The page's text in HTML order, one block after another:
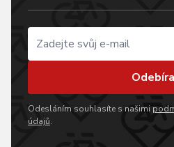
Odesláním souhlasíte s našimi
údajů.